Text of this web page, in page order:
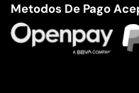
Metodos De Pago